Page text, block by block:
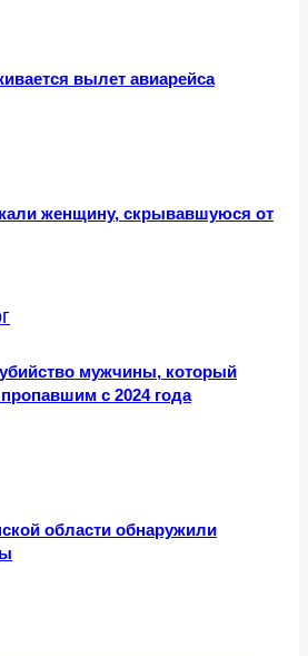
вылет авиарейса
женщину, скрывавшуюся от
мужчины, который
с 2024 года
области обнаружили